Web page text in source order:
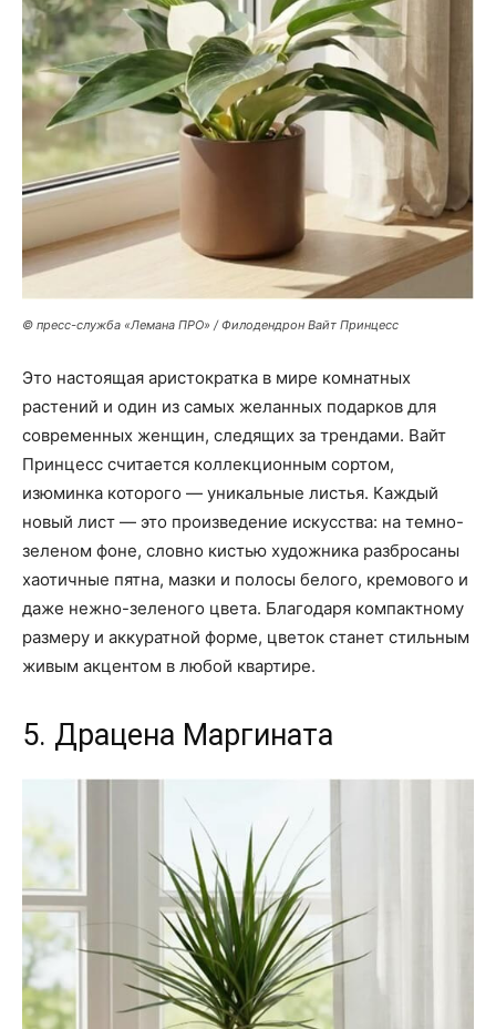
© пресс-служба «Лемана ПРО» / Филодендрон Вайт Принцесс
Это настоящая аристократка в мире комнатных
растений и один из самых желанных подарков для
современных женщин, следящих за трендами. Вайт
Принцесс считается коллекционным сортом,
изюминка которого — уникальные листья. Каждый
новый лист — это произведение искусства: на темно-
зеленом фоне, словно кистью художника разбросаны
хаотичные пятна, мазки и полосы белого, кремового и
даже нежно-зеленого цвета. Благодаря компактному
размеру и аккуратной форме, цветок станет стильным
живым акцентом в любой квартире.
5. Драцена Маргината